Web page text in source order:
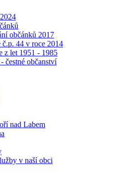
občánků 2017
č.p. 44 v roce 2014
z let 1951 - 1985
čestné občanství
nad Labem
v naší obci